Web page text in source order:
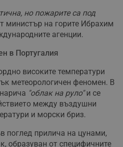
но пожарите са под
министър на горите Ибрахим
агенции.
в Португалия
високите температури
метеорологичен феномен. В
"облак на руло"и се
между въздушни
и морски бриз.
поглед прилича на цунами,
образуван от специфичните